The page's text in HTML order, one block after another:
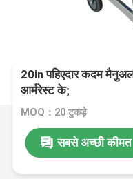
20in पहिएदार कदम मैनुअल
आर्मरेस्ट के;
MOQ：20 टुकड़े
सबसे अच्छी कीमत